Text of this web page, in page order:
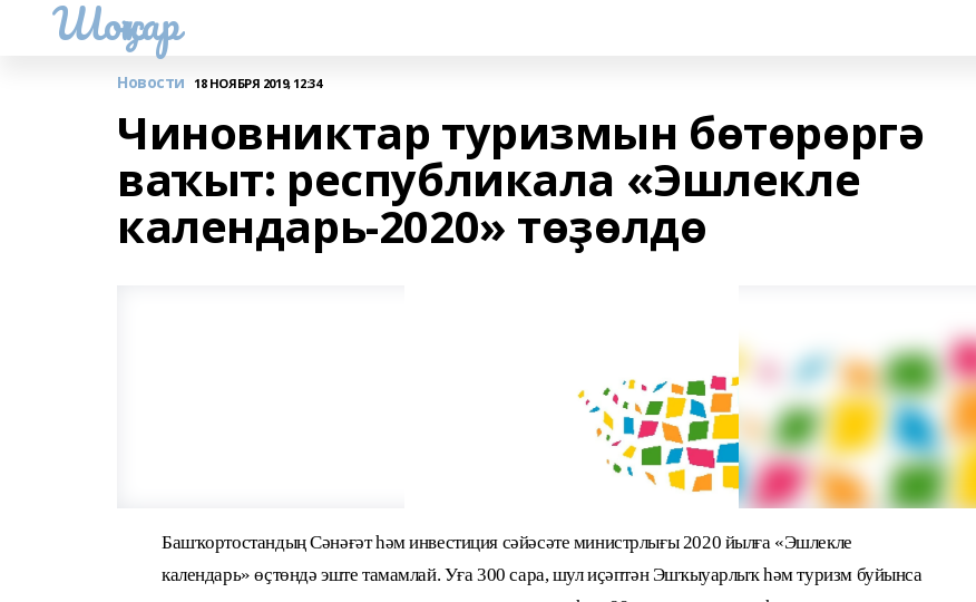
Шоңҡар
Новости 18 НОЯБРЯ 2019, 12:34
Чиновниктар туризмын бөтөрөргә
ваҡыт: республикала «Эшлекле
календарь-2020» төҙөлдө
Башҡортостандың Сәнәғәт һәм инвестиция сәйәсәте министрлығы 2020 йылға «Эшлекле
календарь» өҫтөндә эште тамамлай. Уға 300 сара, шул иҫәптән Эшҡыуарлыҡ һәм туризм буйынса